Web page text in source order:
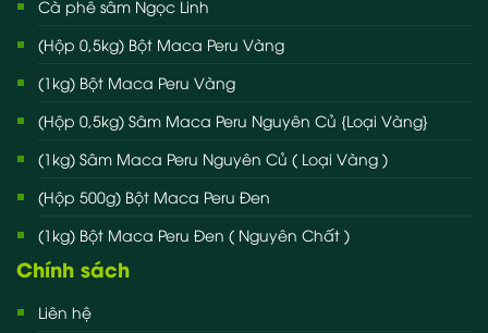
Cà phê sâm Ngọc Linh
(Hộp 0,5kg) Bột Maca Peru Vàng
(1kg) Bột Maca Peru Vàng
(Hộp 0,5kg) Sâm Maca Peru Nguyên Củ {Loại Vàng}
(1kg) Sâm Maca Peru Nguyên Củ ( Loại Vàng )
(Hộp 500g) Bột Maca Peru Đen
(1kg) Bột Maca Peru Đen ( Nguyên Chất )
Chính sách
Liên hệ